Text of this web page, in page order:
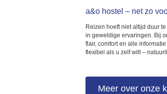
a&o hostel – net zo
Reizen hoeft niet altijd duur
in geweldige ervaringen. Bij
flair, comfort en alle
flexibel als u zelf wilt –
Meer over onze